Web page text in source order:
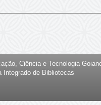
Ciência e Tecnologia
de Bibliotecas